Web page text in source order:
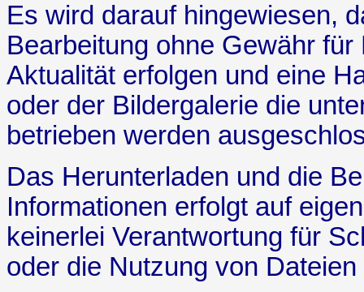
Es wird darauf hingewiesen,
Bearbeitung ohne Gewähr
Aktualität erfolgen und eine
oder der Bildergalerie die
betrieben werden
Das Herunterladen und die
Informationen erfolgt auf
keinerlei Verantwortung für
oder die Nutzung von